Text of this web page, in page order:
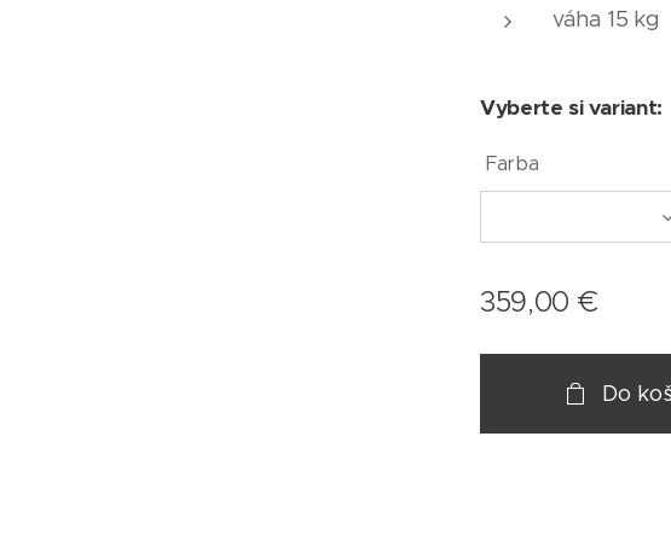
váha 15 kg
Vyberte si variant:
Farba
359,00 €
Do